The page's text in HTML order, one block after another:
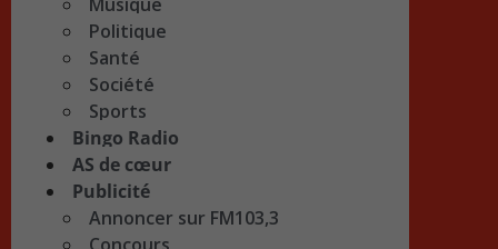
Politique
Santé
Société
Sports
Bingo Radio
AS de cœur
Publicité
Annoncer sur FM103,3